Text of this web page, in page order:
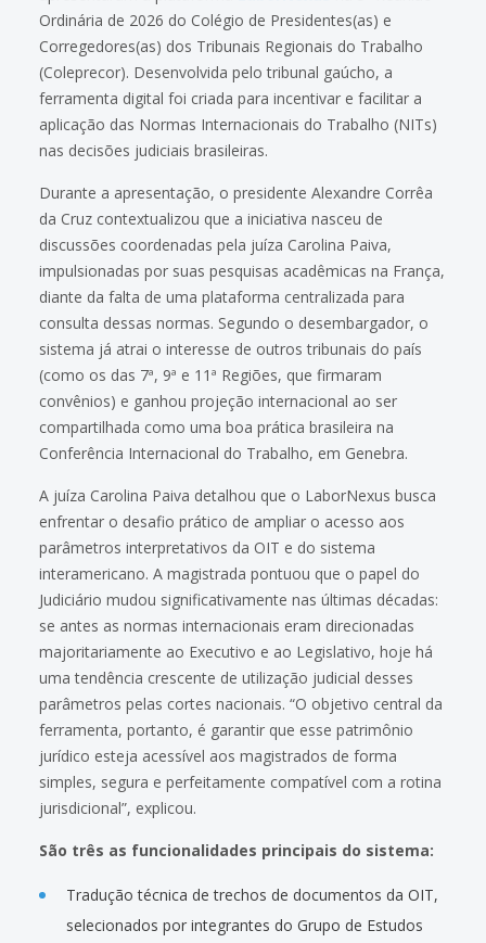
Ordinária de 2026 do Colégio de Presidentes(as) e
Corregedores(as) dos Tribunais Regionais do Trabalho
(Coleprecor). Desenvolvida pelo tribunal gaúcho, a
ferramenta digital foi criada para incentivar e facilitar a
aplicação das Normas Internacionais do Trabalho (NITs)
nas decisões judiciais brasileiras.
Durante a apresentação, o presidente Alexandre Corrêa
da Cruz contextualizou que a iniciativa nasceu de
discussões coordenadas pela juíza Carolina Paiva,
impulsionadas por suas pesquisas acadêmicas na França,
diante da falta de uma plataforma centralizada para
consulta dessas normas. Segundo o desembargador, o
sistema já atrai o interesse de outros tribunais do país
(como os das 7ª, 9ª e 11ª Regiões, que firmaram
convênios) e ganhou projeção internacional ao ser
compartilhada como uma boa prática brasileira na
Conferência Internacional do Trabalho, em Genebra.
A juíza Carolina Paiva detalhou que o LaborNexus busca
enfrentar o desafio prático de ampliar o acesso aos
parâmetros interpretativos da OIT e do sistema
interamericano. A magistrada pontuou que o papel do
Judiciário mudou significativamente nas últimas décadas:
se antes as normas internacionais eram direcionadas
majoritariamente ao Executivo e ao Legislativo, hoje há
uma tendência crescente de utilização judicial desses
parâmetros pelas cortes nacionais. “O objetivo central da
ferramenta, portanto, é garantir que esse patrimônio
jurídico esteja acessível aos magistrados de forma
simples, segura e perfeitamente compatível com a rotina
jurisdicional”, explicou.
São três as funcionalidades principais do sistema:
Tradução técnica de trechos de documentos da OIT,
selecionados por integrantes do Grupo de Estudos